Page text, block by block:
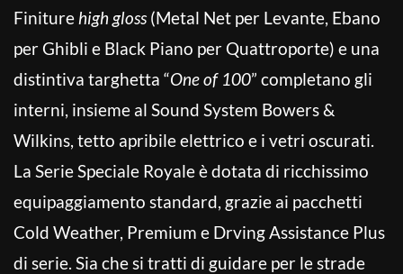
Finiture high gloss (Metal Net per Levante, Ebano
per Ghibli e Black Piano per Quattroporte) e una
distintiva targhetta “One of 100” completano gli
interni, insieme al Sound System Bowers &
Wilkins, tetto apribile elettrico e i vetri oscurati.
La Serie Speciale Royale è dotata di ricchissimo
equipaggiamento standard, grazie ai pacchetti
Cold Weather, Premium e Drving Assistance Plus
di serie. Sia che si tratti di guidare per le strade